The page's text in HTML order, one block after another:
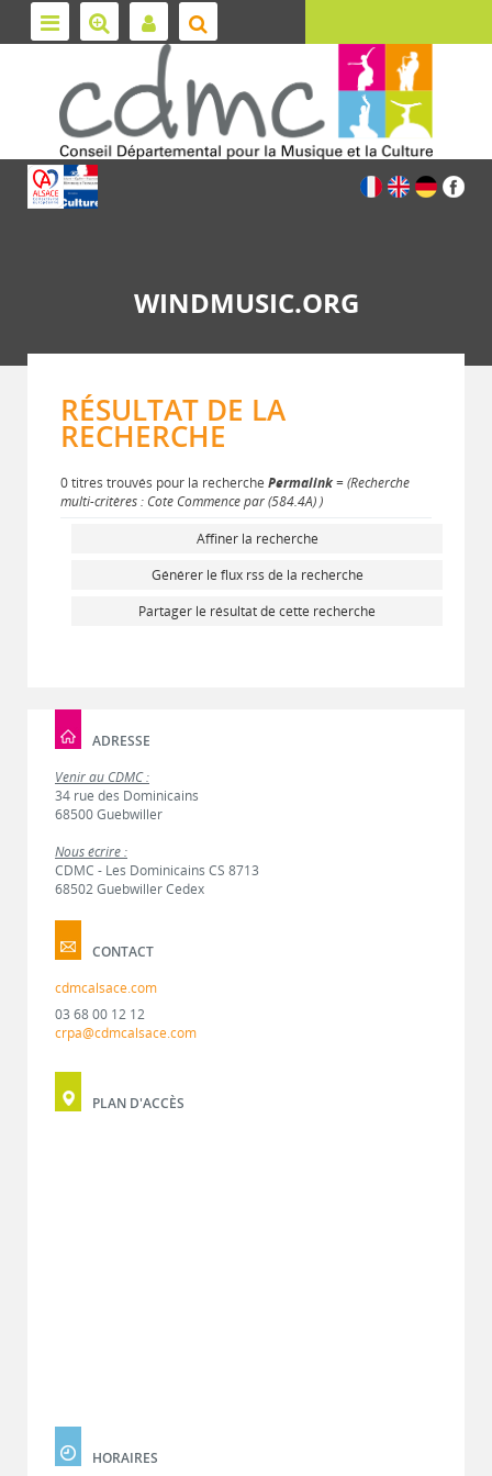
WINDMUSIC.ORG
RÉSULTAT DE LA
RECHERCHE
0 titres trouvés pour la recherche Permalink= (Recherche
multi-critères : Cote Commence par (584.4A) )
Affiner la recherche
Générer le flux rss de la recherche
Partager le résultat de cette recherche
ADRESSE
Venir au CDMC :
34 rue des Dominicains
68500 Guebwiller
Nous écrire :
CDMC - Les Dominicains CS 8713
68502 Guebwiller Cedex
CONTACT
cdmcalsace.com
03 68 00 12 12
crpa@cdmcalsace.com
PLAN D'ACCÈS
HORAIRES